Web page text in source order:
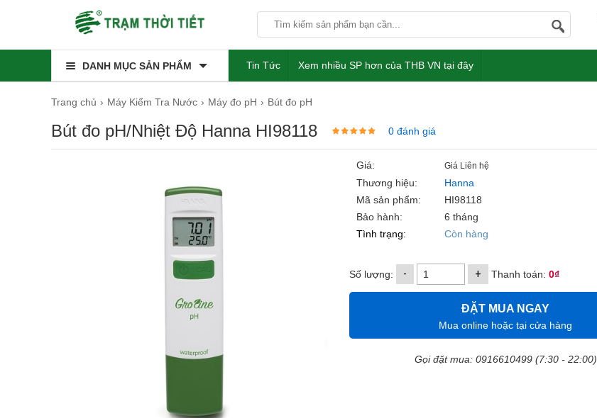
DANH MỤC SẢN PHẨM Tin Tức Xem nhiều SP hơn của THB VN tại đây
Trang chủ Máy Kiểm Tra Nước Máy đo pH Bút đo pH
Bút đo pH/Nhiệt Độ Hanna HI98118 0 đánh giá
Giá: Giá Liên hệ
Thương hiệu:
Hanna
Mã sản phẩm:
HI98118
Bảo hành:
6 tháng
Tình trạng:
Còn hàng
Số lượng: - + Thanh toán: 0₫
ĐẶT MUA NGAY
Mua online hoặc tại cửa hàng
Gọi đặt mua: 0916610499 (7:30 - 22:00)